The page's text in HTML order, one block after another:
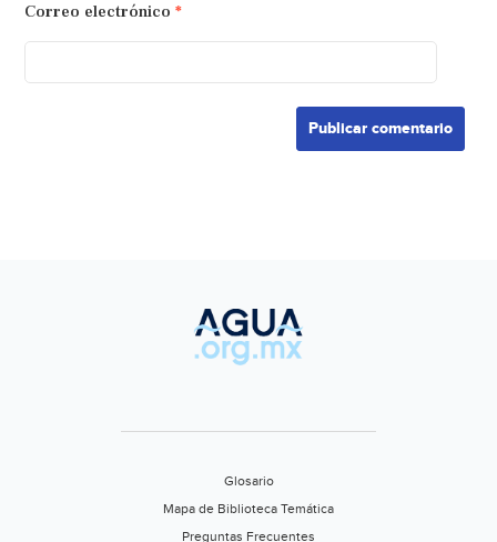
Correo electrónico *
Glosario
Mapa de Biblioteca Temática
Preguntas Frecuentes